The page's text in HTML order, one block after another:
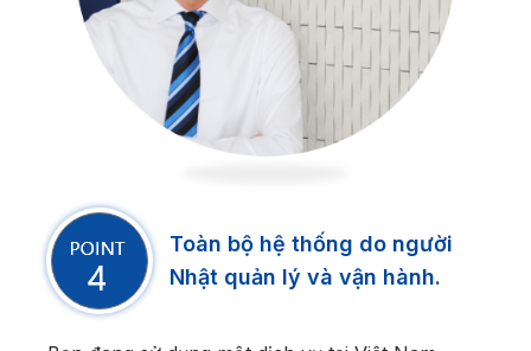
Toàn bộ hệ thống do người
Nhật quản lý và vận hành.